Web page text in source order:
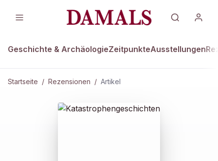
Geschichte & ArchäologieZeitpunkteAusstellungen
Startseite / Rezensionen / Artikel